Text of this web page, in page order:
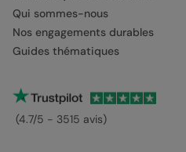
Qui sommes-nous
Nos engagements durables
Guides thématiques
(4.7/5 - 3515 avis)